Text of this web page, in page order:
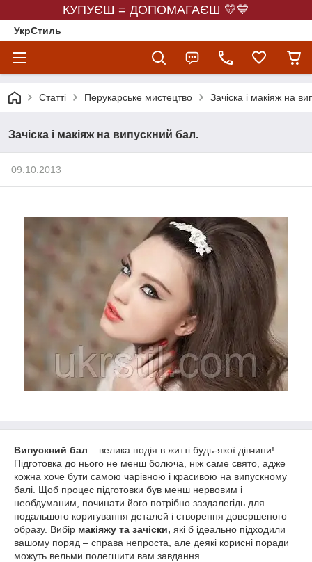
КУПУЄШ = ДОПОМАГАЄШ 💛💙
УкрСтиль
Статті Перукарське мистецтво Зачіска і макіяж на
Зачіска і макіяж на випускний бал.
09.10.2013
Випускний бал – велика подія в житті будь-якої дівчини!
Підготовка до нього не менш болюча, ніж саме свято, адже
кожна хоче бути самою чарівною і красивою на випускному
балі. Щоб процес підготовки був менш нервовим і
необдуманим, починати його потрібно заздалегідь для
подальшого коригування деталей і створення довершеного
образу. Вибір макіяжу та зачіски, які б ідеально підходили
вашому поряд – справа непроста, але деякі корисні поради
можуть вельми полегшити вам завдання.